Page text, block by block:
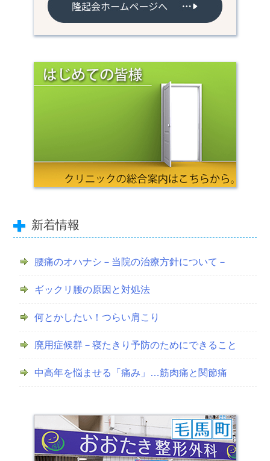
新着情報
腰痛のオハナシ－当院の治療方針について－
ギックリ腰の原因と対処法
何とかしたい！つらい肩こり
廃用症候群－寝たきり予防のためにできること
中高年を悩ませる「痛み」…筋肉痛と関節痛